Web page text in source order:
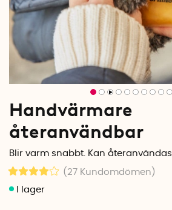
Handvärmare
återanvändbar
Blir varm snabbt. Kan återanvändas
(27 Kundomdömen )